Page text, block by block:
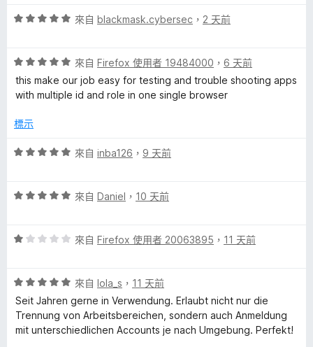
c
o
u
t
C
o
t
a
分
滿
分
評
分
，
滿
5
來自 blackmask.cybersec ， 2 天前
評
價
5
，
分
來自 Firefox 使用者 19484000 ， 6 天前
this make our job easy for testing and trouble shooting apps
with multiple id and role in one single browser
標示
評
分
分
來自 inba126 ， 9 天前
評
分
分
5
分
來自 Daniel ， 10 天前
評
分
，
滿
分
來自 Firefox 使用者 20063895 ， 11 天前
評
價
5
分
來自 lola_s ， 11 天前
Seit Jahren gerne in Verwendung. Erlaubt nicht nur die
Trennung von Arbeitsbereichen, sondern auch Anmeldung
mit unterschiedlichen Accounts je nach Umgebung. Perfekt!